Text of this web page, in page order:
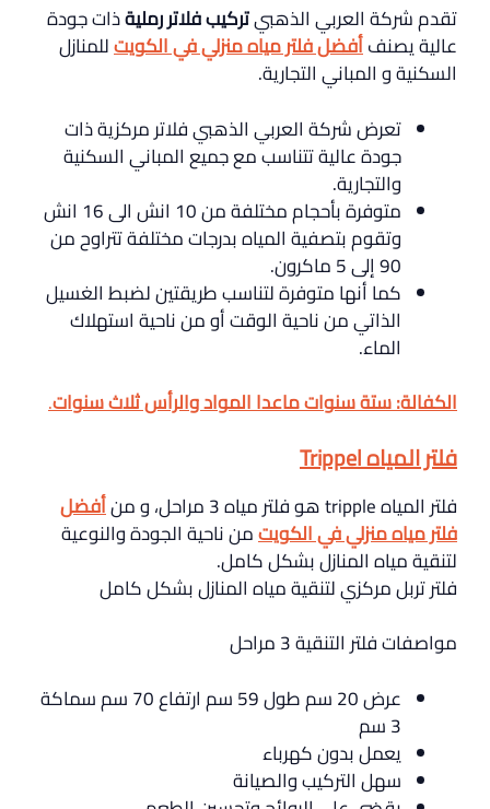
تقدم شركة العربي الذهبيتركيب فلاتر رمليةذات جودة
عالية يصنفأفضل فلتر مياه منزلي في الكويتللمنازل
السكنية و المباني التجارية.
تعرض شركة العربي الذهبي فلاتر مركزية ذات
جودة عالية تتناسب مع جميع المباني السكنية
والتجارية.
متوفرة بأحجام مختلفة من 10 انش الى 16 انش
وتقوم بتصفية المياه بدرجات مختلفة تتراوح من
90 إلى 5 ماكرون.
كما أنها متوفرة لتناسب طريقتين لضبط الغسيل
الذاتي من ناحية الوقت أو من ناحية استهلاك
الماء.
الكفالة:ستة سنوات ماعدا المواد والرأس ثلاث سنوات.
فلتر المياه Trippel
فلتر المياه tripple هو فلتر مياه 3 مراحل، و من أفضل
فلتر مياه منزلي في الكويتمن ناحية الجودة والنوعية
لتنقية مياه المنازل بشكل كامل.
فلتر تربل مركزي لتنقية مياه المنازل بشكل كامل
مواصفات فلتر التنقية 3 مراحل
عرض 20 سم طول 59 سم ارتفاع 70 سم سماكة
3 سم
يعمل بدون كهرباء
سهل التركيب والصيانة